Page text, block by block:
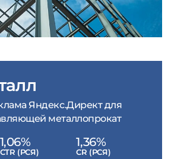
Яндекс.Директ для
металлопрокат
1,06%
CTR (РСЯ)
1,36%
CR (РСЯ)